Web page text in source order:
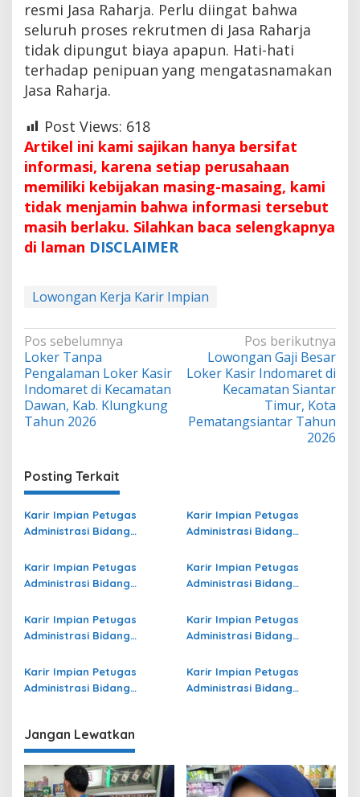
resmi Jasa Raharja. Perlu diingat bahwa
seluruh proses rekrutmen di Jasa Raharja
tidak dipungut biaya apapun. Hati-hati
terhadap penipuan yang mengatasnamakan
Jasa Raharja.
Post Views: 618
Artikel ini kami sajikan hanya bersifat
informasi, karena setiap perusahaan
memiliki kebijakan masing-masaing, kami
tidak menjamin bahwa informasi tersebut
masih berlaku. Silahkan baca selengkapnya
di laman DISCLAIMER
Lowongan Kerja Karir Impian
Navigasi
pos
Pos sebelumnya
Loker Tanpa
Pengalaman Loker Kasir
Indomaret di Kecamatan
Dawan, Kab. Klungkung
Tahun 2026
Pos berikutnya
Lowongan Gaji Besar
Loker Kasir Indomaret di
Kecamatan Siantar
Timur, Kota
Pematangsiantar Tahun
2026
Posting Terkait
Karir Impian Petugas
Administrasi Bidang
di Sorong Selatan Terbaru
Karir Impian Petugas
Administrasi Bidang
di Kota Dumai Terbaru
Karir Impian Petugas
Administrasi Bidang
di Boalemo Terbaru
Karir Impian Petugas
Administrasi Bidang
Terbaru
Karir Impian Petugas
Administrasi Bidang
di Yahukimo Terbaru
Karir Impian Petugas
Administrasi Bidang
Terbaru
Karir Impian Petugas
Administrasi Bidang
Karir Impian Petugas
Administrasi Bidang
Jangan Lewatkan